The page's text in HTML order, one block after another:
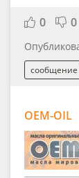
0 0
сообщение
OEM-OIL